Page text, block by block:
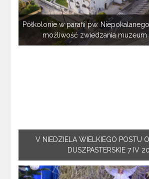
Półkolonie w parafii pw.
możliwość zwiedzania muzeum
V NIEDZIELA WIELKIEGO POSTU
DUSZPASTERSKIE 7 IV